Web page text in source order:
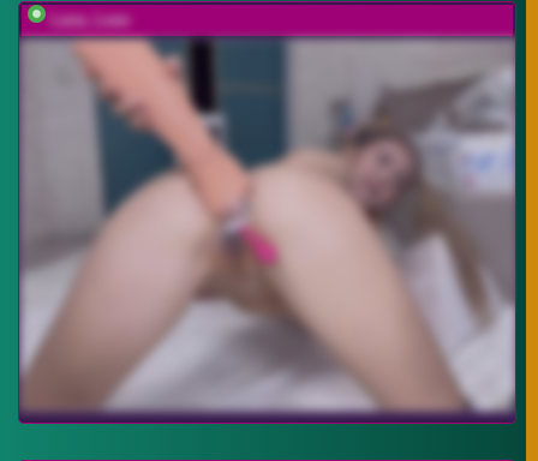
Lana_Leee